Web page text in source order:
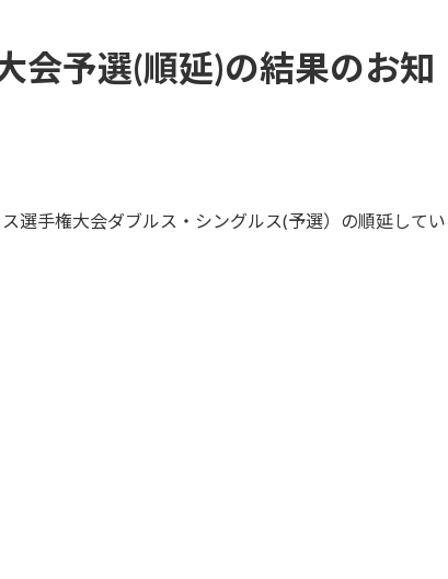
会予選(順延)の結果のお知
選手権大会ダブルス・シングルス(予選）の順延してい